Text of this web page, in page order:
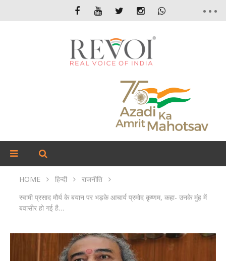
HOME हिन्दी
राजनीति
स्वामी प्रसाद मौर्य के बयान पर भड़के आचार्य प्रमोद कृष्णम, कहा- उनके मुंह में
बवासीर हो गई है…